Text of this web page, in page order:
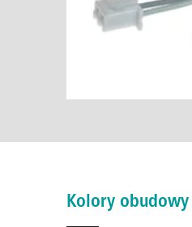
Kolory obudowy